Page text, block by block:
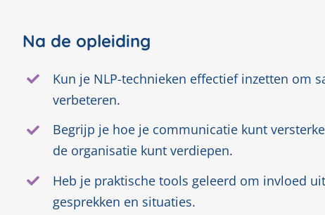
Na de opleiding
Kun je NLP-technieken effectief inzetten om
verbeteren.
Begrijp je hoe je communicatie kunt
de organisatie kunt verdiepen.
Heb je praktische tools geleerd om invloed
gesprekken en situaties.